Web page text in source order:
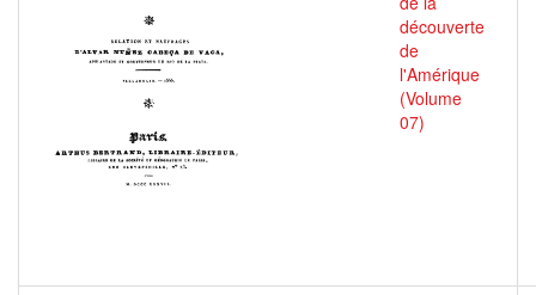
découverte
de
l'Amérique
(Volume
07)